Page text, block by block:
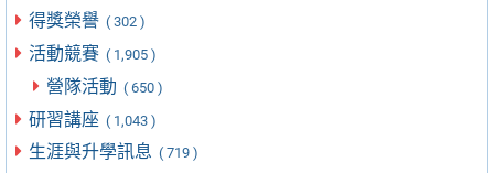
得獎榮譽 ( 302 )
活動競賽 ( 1,905 )
營隊活動 ( 650 )
研習講座 ( 1,043 )
生涯與升學訊息 ( 719 )